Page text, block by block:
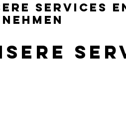
Services